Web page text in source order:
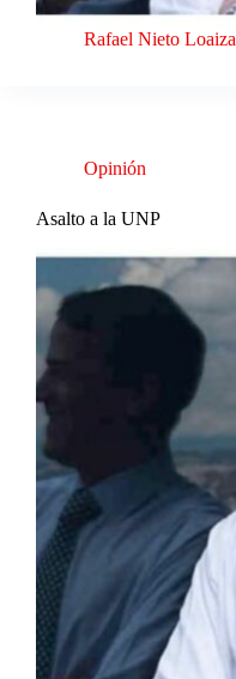
Rafael Nieto Loaiza
Opinión
Asalto a la UNP